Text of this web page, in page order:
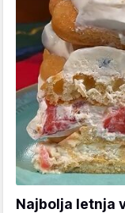
Najbolja letnja